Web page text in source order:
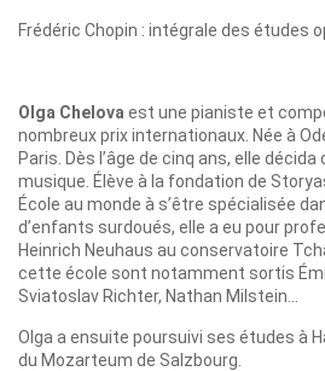
Frédéric Chopin : intégrale des études
Olga Chelova est une pianiste et
nombreux prix internationaux. Née à
Paris. Dès l’âge de cinq ans, elle
musique. Élève à la fondation de
École au monde à s’être spécialisée
d’enfants surdoués, elle a eu pour
Heinrich Neuhaus au conservatoire
cette école sont notamment sortis
Sviatoslav Richter, Nathan Milstein…
Olga a ensuite poursuivi ses études à
du Mozarteum de Salzbourg.